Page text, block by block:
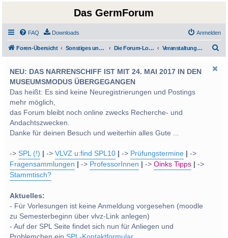
Das GermForum
FAQ Downloads Anmelden
Foren-Übersicht Sonstiges und Diverses - Privatimes und Soziales Die Forum-Lounge: Privatimes und Soziales Veranstaltungen und Termine
NEU: DAS NARRENSCHIFF IST MIT 24. MAI 2017 IN DEN
MUSEUMSMODUS ÜBERGEGANGEN
Das heißt: Es sind keine Neuregistrierungen und Postings
mehr möglich,
das Forum bleibt noch online zwecks Recherche- und
Andachtszwecken.
Danke für deinen Besuch und weiterhin alles Gute ...
->SPL (!) ->VLVZ u:find SPL10 -> Prüfungstermine
->
Fragensammlungen
-> ProfessorInnen ->Oinks Tipps
->
Stammtisch?
Aktuelles:
- Für Vorlesungen ist keine Anmeldung vorgesehen (moodle
zu Semesterbeginn über vlvz-Link anlegen)
- Auf der SPL Seite findet sich nun für Anliegen und